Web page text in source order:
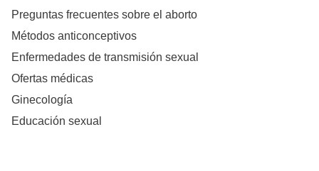
Preguntas frecuentes sobre el aborto
Métodos anticonceptivos
Enfermedades de transmisión sexual
Ofertas médicas
Ginecología
Educación sexual